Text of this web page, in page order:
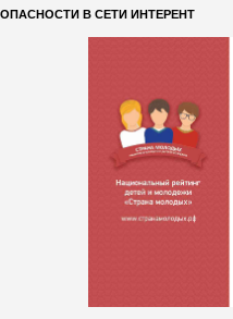
В СЕТИ ИНТЕРЕНТ